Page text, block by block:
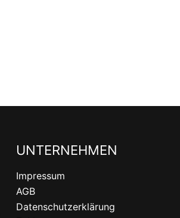
UNTERNEHMEN
Impressum
AGB
Datenschutzerklärung